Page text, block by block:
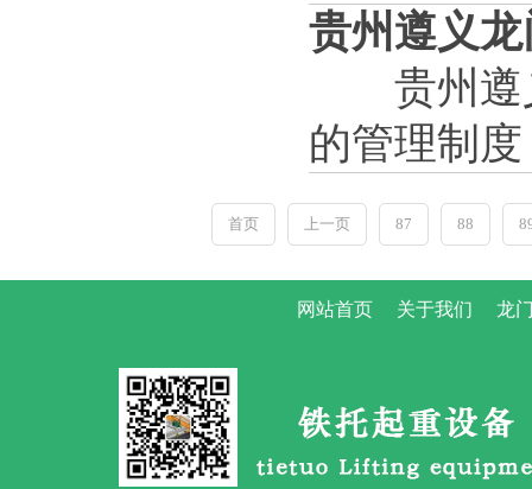
路桥龙门吊大车啃轨 的4步调整
运梁车按行走方式分类 四川资
阳
贵州遵义
贵州遵义
的管理制
首页 上一页 87 88
网站首页 关于我们 龙